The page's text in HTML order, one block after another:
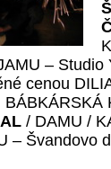
– Studio
cenou
BÁBKÁRSKÁ
/ DAMU /
– Švandovo